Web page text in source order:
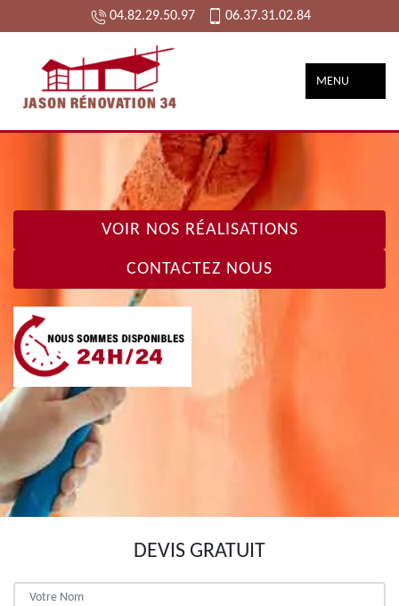
04.82.29.50.97 06.37.31.02.84
MENU
VOIR NOS RÉALISATIONS
CONTACTEZ NOUS
DEVIS GRATUIT